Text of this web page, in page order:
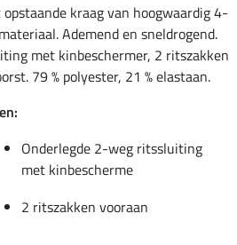
kraag van hoogwaardig 4-
Ademend en sneldrogend.
met kinbeschermer, 2 ritszakken
79 % polyester, 21 % elastaan.
Onderlegde 2-weg ritssluiting
met kinbescherme
2 ritszakken vooraan